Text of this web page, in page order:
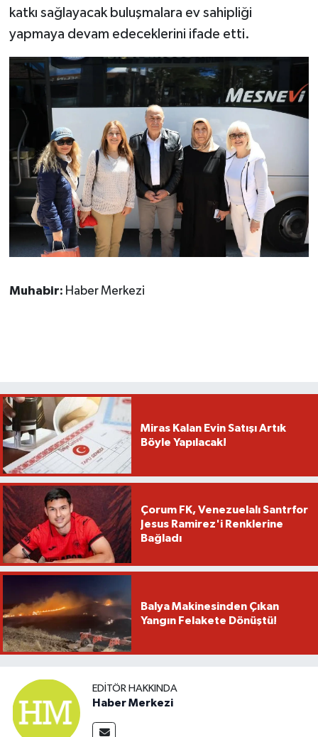
katkı sağlayacak buluşmalara ev sahipliği
yapmaya devam edeceklerini ifade etti.
Muhabir: Haber Merkezi
Miras Kalan Evin Satışı Artık
Böyle Yapılacak!
Çorum FK, Venezuelalı Santrfor
Jesus Ramirez'i Renklerine
Bağladı
Balya Makinesinden Çıkan
Yangın Felakete Dönüştü!
EDITÖR HAKKINDA
Haber Merkezi